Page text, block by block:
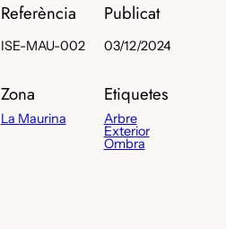
Referència
ISE-MAU-002
Zona
La Maurina
Publicat
03/12/2024
Etiquetes
Arbre
Exterior
Ombra